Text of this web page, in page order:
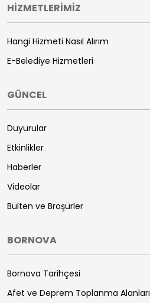
HİZMETLERİMİZ
Hangi Hizmeti Nasıl Alırım
E-Belediye Hizmetleri
GÜNCEL
Duyurular
Etkinlikler
Haberler
Videolar
Bülten ve Broşürler
BORNOVA
Bornova Tarihçesi
Afet ve Deprem Toplanma Alanları